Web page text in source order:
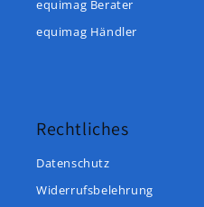
equimag Berater
equimag Händler
Rechtliches
Datenschutz
Widerrufsbelehrung